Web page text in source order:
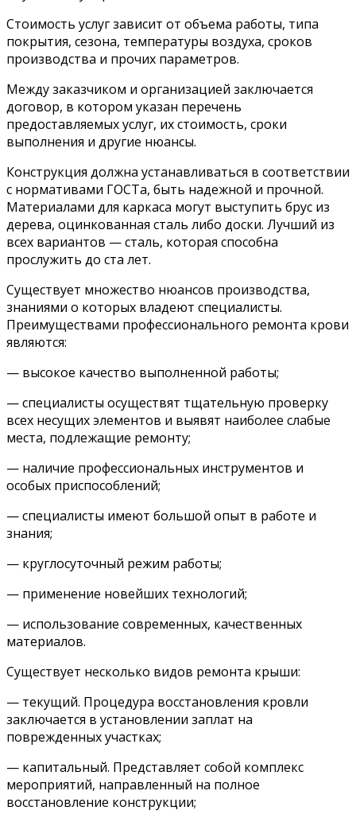
Стоимость услуг зависит от объема работы, типа
покрытия, сезона, температуры воздуха, сроков
производства и прочих параметров.
Между заказчиком и организацией заключается
договор, в котором указан перечень
предоставляемых услуг, их стоимость, сроки
выполнения и другие нюансы.
Конструкция должна устанавливаться в соответствии
с нормативами ГОСТа, быть надежной и прочной.
Материалами для каркаса могут выступить брус из
дерева, оцинкованная сталь либо доски. Лучший из
всех вариантов — сталь, которая способна
прослужить до ста лет.
Существует множество нюансов производства,
знаниями о которых владеют специалисты.
Преимуществами профессионального ремонта крови
являются:
— высокое качество выполненной работы;
— специалисты осуществят тщательную проверку
всех несущих элементов и выявят наиболее слабые
места, подлежащие ремонту;
— наличие профессиональных инструментов и
особых приспособлений;
— специалисты имеют большой опыт в работе и
знания;
— круглосуточный режим работы;
— применение новейших технологий;
— использование современных, качественных
материалов.
Существует несколько видов ремонта крыши:
— текущий. Процедура восстановления кровли
заключается в установлении заплат на
поврежденных участках;
— капитальный. Представляет собой комплекс
мероприятий, направленный на полное
восстановление конструкции;